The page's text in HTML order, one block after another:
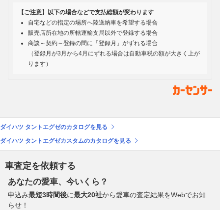
【ご注意】以下の場合などで支払総額が変わります
自宅などの指定の場所へ陸送納車を希望する場合
販売店所在地の所轄運輸支局以外で登録する場合
商談～契約～登録の間に「登録月」がずれる場合
（登録月が3月から4月にずれる場合は自動車税の額が大きく上が
ります）
ダイハツ タントエグゼのカタログを見る
ダイハツ タントエグゼカスタムのカタログを見る
車査定を依頼する
あなたの愛車、今いくら？
申込み最短3時間後に最大20社から愛車の査定結果をWebでお知
らせ！